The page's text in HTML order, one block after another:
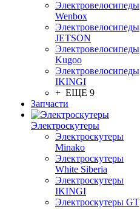
Электровелосипеды
Wenbox
Электровелосипеды
JETSON
Электровелосипеды
Kugoo
Электровелосипеды
IKINGI
+ ЕЩЕ 9
Запчасти
Электроскутеры
Электроскутеры
Minako
Электроскутеры
White Siberia
Электроскутеры
IKINGI
Электроскутеры GT